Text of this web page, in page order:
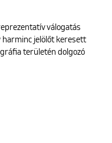
válogatás
harminc jelölőt keresett
területén dolgozó